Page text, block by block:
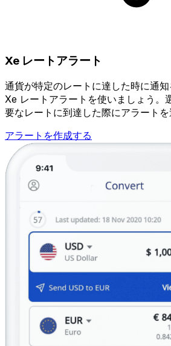
Xe レートアラート
通貨が特定のレートに達した時に通知
Xe レートアラートを使いましょう。
要なレートに到達した際にアラートを
アラートを作成する